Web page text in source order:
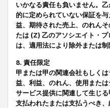
いかなる責任も負いません。
的に定められていない保証を
益、期待された売上、のれん
たは (Z) 乙のアソシエイト・
は、適用法により除外または
8. 責任限定
甲または甲の関連会社もしく
益、利益、のれん、使用また
サービス提供に関連して生じ
支払われたまたは支払うべき